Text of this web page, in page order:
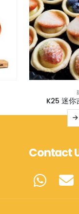
K25 迷
Contact